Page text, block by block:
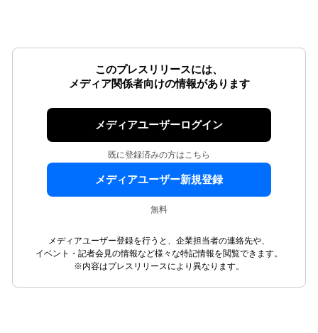
このプレスリリースには、
メディア関係者向けの情報があります
メディアユーザーログイン
既に登録済みの方はこちら
メディアユーザー新規登録
無料
メディアユーザー登録を行うと、企業担当者の連絡先や、
イベント・記者会見の情報など様々な特記情報を閲覧できます。
※内容はプレスリリースにより異なります。